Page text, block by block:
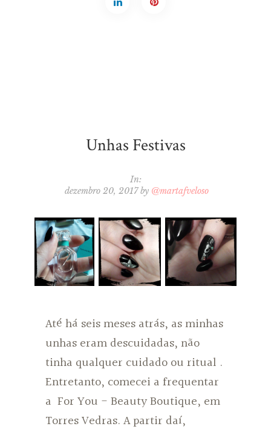
Unhas Festivas
In:
dezembro 20, 2017by @martafveloso
Até há seis meses atrás, as minhas
unhas eram descuidadas, não
tinha qualquer cuidado ou ritual .
Entretanto, comecei a frequentar
a For You - Beauty Boutique, em
Torres Vedras. A partir daí,